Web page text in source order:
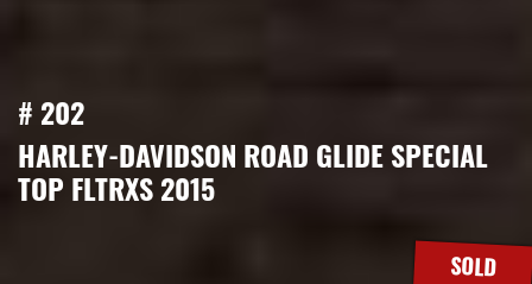
# 202
HARLEY-DAVIDSON ROAD GLIDE SPECIAL
TOP FLTRXS 2015
SOLD